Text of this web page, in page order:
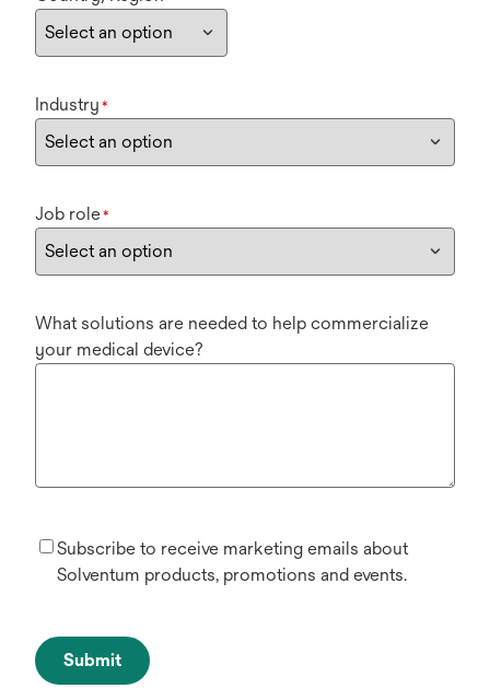
Industry *
Job role*
What solutions are needed to help commercialize
your medical device?
Subscribe to receive marketing emails about
Solventum products, promotions and events.
Submit